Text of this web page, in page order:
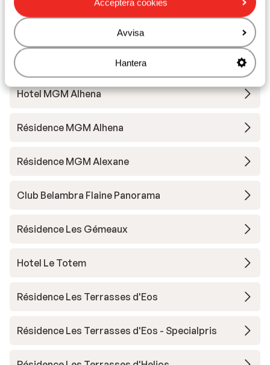
Acceptera cookies
Avvisa
Hantera
Andra boenden i Le Grand Massif
Hotel MGM Les Suites d'Alexane
Hotel MGM Alhena
Résidence MGM Alhena
Résidence MGM Alexane
Club Belambra Flaine Panorama
Résidence Les Gémeaux
Hotel Le Totem
Résidence Les Terrasses d'Eos
Résidence Les Terrasses d'Eos - Specialpris